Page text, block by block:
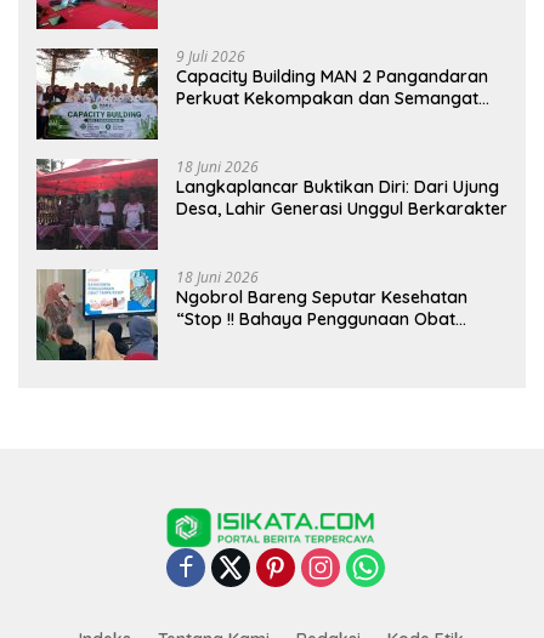
9 Juli 2026
Capacity Building MAN 2 Pangandaran
Perkuat Kekompakan dan Semangat
18 Juni 2026
Langkaplancar Buktikan Diri: Dari Ujung
Desa, Lahir Generasi Unggul Berkarakter
18 Juni 2026
Ngobrol Bareng Seputar Kesehatan
“Stop !! Bahaya Penggunaan Obat